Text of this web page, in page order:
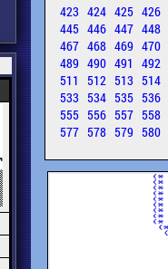
423 424 425 426
445 446 447 448
467 468 469 470
489 490 491 492
511 512 513 514
533 534 535 536
555 556 557 558
577 578 579 580